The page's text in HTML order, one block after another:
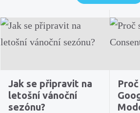
Jak se připravit na
letošní vánoční
sezónu?